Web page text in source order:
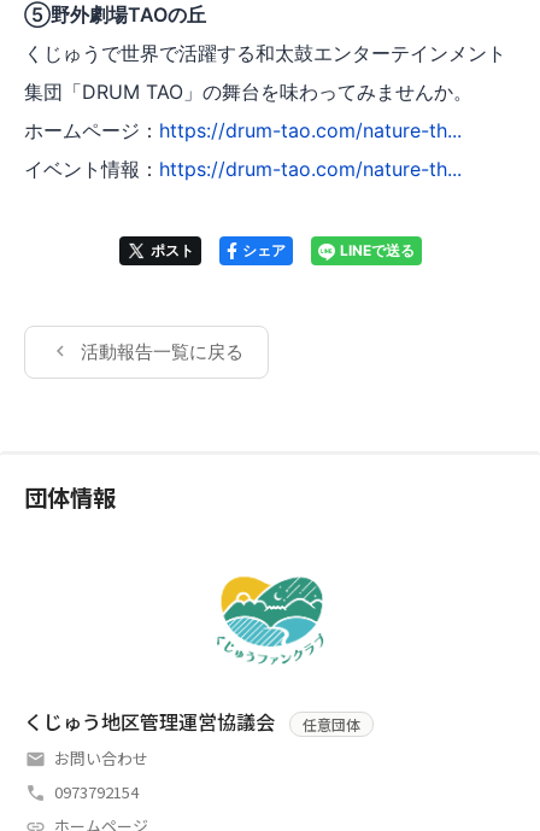
⑤野外劇場TAOの丘
くじゅうで世界で活躍する和太鼓エンターテインメント
集団「DRUM TAO」の舞台を味わってみませんか。
ホームページ： https://drum-tao.com/nature-th...
イベント情報： https://drum-tao.com/nature-th...
ポスト シェア LINEで送る
活動報告一覧に戻る
団体情報
くじゅう地区管理運営協議会 任意団体
お問い合わせ
0973792154
ホームページ